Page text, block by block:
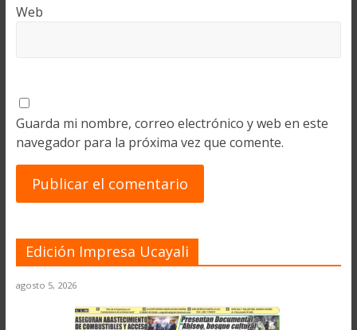
Web
Guarda mi nombre, correo electrónico y web en este
navegador para la próxima vez que comente.
Edición Impresa Ucayali
agosto 5, 2026